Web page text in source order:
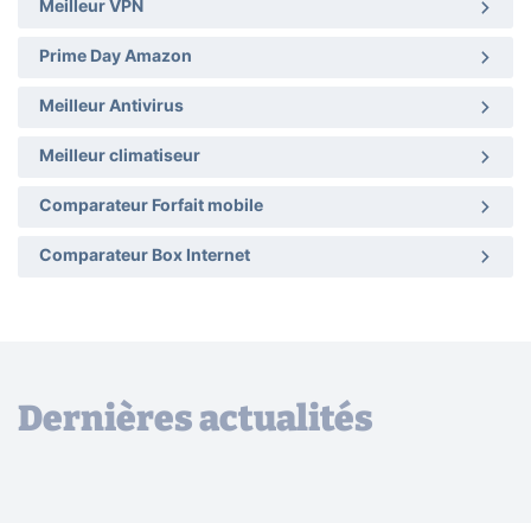
Meilleur VPN
Prime Day Amazon
Meilleur Antivirus
Meilleur climatiseur
Comparateur Forfait mobile
Comparateur Box Internet
Dernières actualités